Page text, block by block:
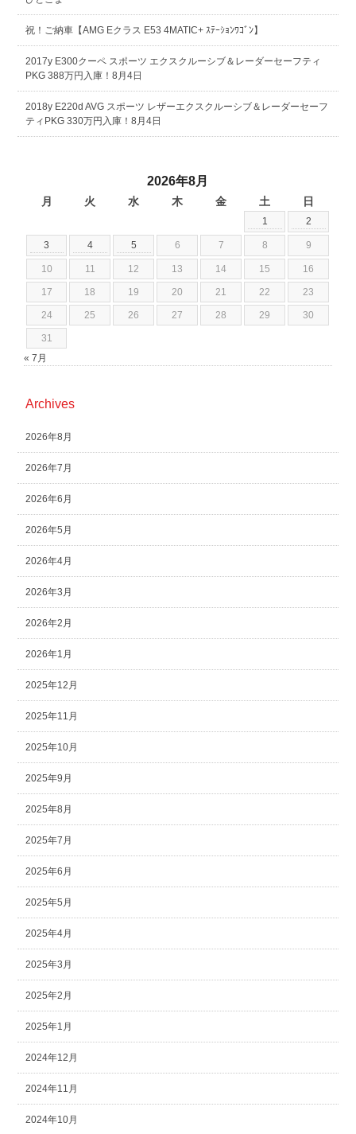
祝！ご納車【AMG Eクラス E53 4MATIC+ ｽﾃｰｼｮﾝﾜｺﾞﾝ】
2017y E300クーペ スポーツ エクスクルーシブ＆レーダーセーフティ
PKG 388万円入庫！8月4日
2018y E220d AVG スポーツ レザーエクスクルーシブ＆レーダーセーフ
ティPKG 330万円入庫！8月4日
2026年8月
月 火 水 木 金 土 日
1 2
3 4 5 6 7 8 9
10 11 12 13 14 15 16
17 18 19 20 21 22 23
24 25 26 27 28 29 30
31
« 7月
Archives
2026年8月
2026年7月
2026年6月
2026年5月
2026年4月
2026年3月
2026年2月
2026年1月
2025年12月
2025年11月
2025年10月
2025年9月
2025年8月
2025年7月
2025年6月
2025年5月
2025年4月
2025年3月
2025年2月
2025年1月
2024年12月
2024年11月
2024年10月